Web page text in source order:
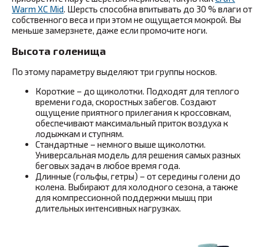
Warm XC Mid. Шерсть способна впитывать до 30 % влаги от
собственного веса и при этом не ощущается мокрой. Вы
меньше замерзнете, даже если промочите ноги.
Высота голенища
По этому параметру выделяют три группы носков.
Короткие – до щиколотки. Подходят для теплого
времени года, скоростных забегов. Создают
ощущение приятного прилегания к кроссовкам,
обеспечивают максимальный приток воздуха к
лодыжкам и ступням.
Стандартные – немного выше щиколотки.
Универсальная модель для решения самых разных
беговых задач в любое время года.
Длинные (гольфы, гетры) – от середины голени до
колена. Выбирают для холодного сезона, а также
для компрессионной поддержки мышц при
длительных интенсивных нагрузках.